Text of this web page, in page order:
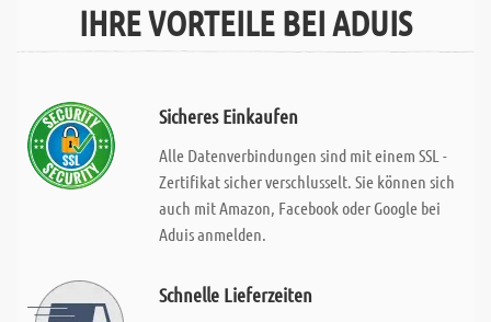
IHRE VORTEILE BEI ADUIS
Sicheres Einkaufen
Alle Datenverbindungen sind mit einem SSL -
Zertifikat sicher verschlusselt. Sie können sich
auch mit Amazon, Facebook oder Google bei
Aduis anmelden.
Schnelle Lieferzeiten